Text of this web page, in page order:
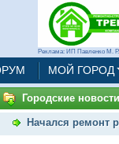
Реклама: ИП Павленко М. Р.
МОЙ ГОРОД
Городские новости
Начался ремонт